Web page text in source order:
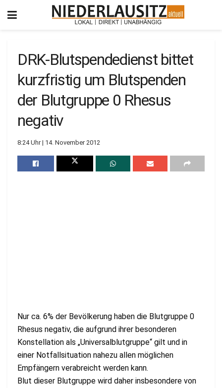
DRK-Blutspendedienst bittet
kurzfristig um Blutspenden
der Blutgruppe 0 Rhesus
negativ
8:24 Uhr | 14. November 2012
Nur ca. 6% der Bevölkerung haben die Blutgruppe 0
Rhesus negativ, die aufgrund ihrer besonderen
Konstellation als „Universalblutgruppe“ gilt und in
einer Notfallsituation nahezu allen möglichen
Empfängern verabreicht werden kann.
Blut dieser Blutgruppe wird daher insbesondere von